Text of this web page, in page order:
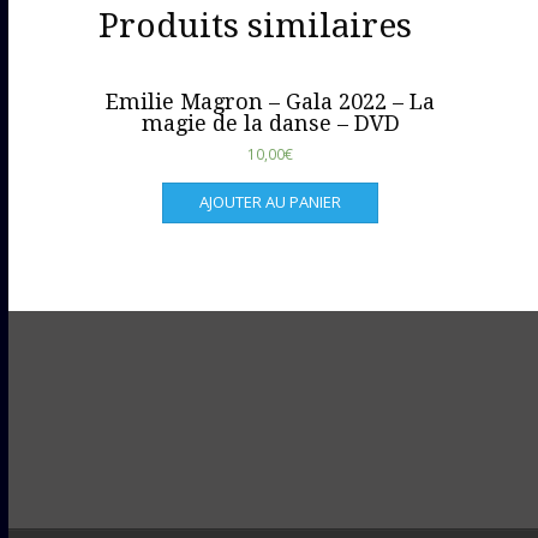
Produits similaires
Emilie Magron – Gala 2022 – La
magie de la danse – DVD
10,00€
AJOUTER AU PANIER